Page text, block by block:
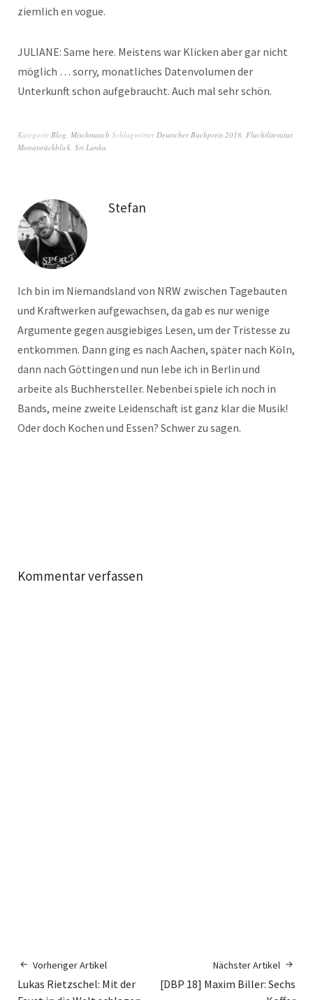
ziemlich en vogue.
JULIANE: Same here. Meistens war Klicken aber gar nicht
möglich … sorry, monatliches Datenvolumen der
Unterkunft schon aufgebraucht. Auch mal sehr schön.
Kategorie Blog, Mischmasch SchlagwörterDeutscher Buchpreis 2018, Fluchtliteratur,
Monatsrückblick, Sri Lanka
Stefan
Ich bin im Niemandsland von NRW zwischen Tagebauten
und Kraftwerken aufgewachsen, da gab es nur wenige
Argumente gegen ausgiebiges Lesen, um der Tristesse zu
entkommen. Dann ging es nach Aachen, später nach Köln,
dann nach Göttingen und nun lebe ich in Berlin und
arbeite als Buchhersteller. Nebenbei spiele ich noch in
Bands, meine zweite Leidenschaft ist ganz klar die Musik!
Oder doch Kochen und Essen? Schwer zu sagen.
Kommentar verfassen
Vorheriger Artikel
Lukas Rietzschel: Mit der
Nächster Artikel
[DBP 18] Maxim Biller: Sechs